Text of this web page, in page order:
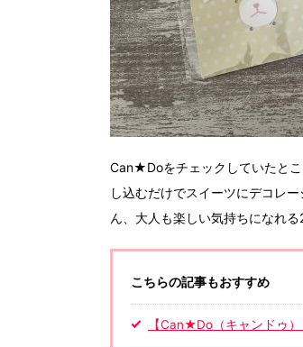
Can★Doをチェックしていたと
し込むだけでスイーツにデコレ
ん、大人も楽しい気持ちになれる
こちらの記事もおすすめ
【Can★Do（キャンドゥ